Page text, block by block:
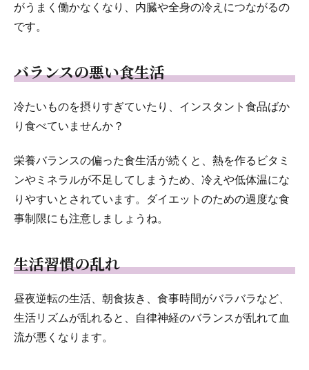
がうまく働かなくなり、内臓や全身の冷えにつながるの
です。
バランスの悪い食生活
冷たいものを摂りすぎていたり、インスタント食品ばか
り食べていませんか？
栄養バランスの偏った食生活が続くと、熱を作るビタミ
ンやミネラルが不足してしまうため、冷えや低体温にな
りやすいとされています。ダイエットのための過度な食
事制限にも注意しましょうね。
生活習慣の乱れ
昼夜逆転の生活、朝食抜き、食事時間がバラバラなど、
生活リズムが乱れると、自律神経のバランスが乱れて血
流が悪くなります。